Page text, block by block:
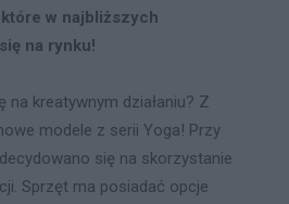
w najbliższych
na rynku!
na kreatywnym działaniu? Z
modele z serii Yoga! Przy
się na skorzystanie
Sprzęt ma posiadać opcje